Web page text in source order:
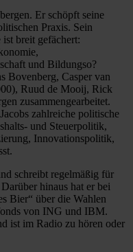
Er schöpft seine
Praxis. Sein
ist breit gefächert:
und Bildungso?
Bovenberg, Casper van
Ruud de Mooij, Rick
zusammengearbeitet.
zahlreiche politische
und Steuerpolitik,
Innovationspolitik,
schreibt regelmäßig für
hinaus hat er bei
Bier“ über die Wahlen
von ING und IBM.
ist im Radio zu hören oder